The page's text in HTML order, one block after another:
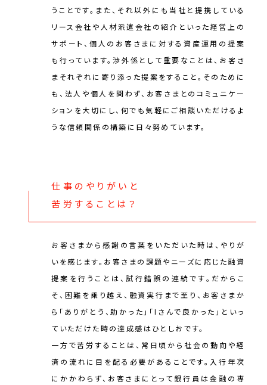
うことです。また、それ以外にも当社と提携している
リース会社や人材派遣会社の紹介といった経営上の
サポート、個人のお客さまに対する資産運用の提案
も行っています。渉外係として重要なことは、お客さ
まそれぞれに寄り添った提案をすること。そのために
も、法人や個人を問わず、お客さまとのコミュニケー
ションを大切にし、何でも気軽にご相談いただけるよ
うな信頼関係の構築に日々努めています。
仕事のやりがいと
苦労することは？
お客さまから感謝の言葉をいただいた時は、やりが
いを感じます。お客さまの課題やニーズに応じた融資
提案を行うことは、試行錯誤の連続です。だからこ
そ、困難を乗り越え、融資実行まで至り、お客さまか
ら「ありがとう、助かった」「Iさんで良かった」といっ
ていただけた時の達成感はひとしおです。
一方で苦労することは、常日頃から社会の動向や経
済の流れに目を配る必要があることです。入行年次
にかかわらず、お客さまにとって銀行員は金融の専